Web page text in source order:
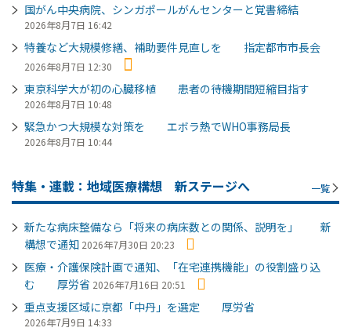
国がん中央病院、シンガポールがんセンターと覚書締結
2026年8月7日 16:42
特養など大規模修繕、補助要件見直しを 指定都市市長会
2026年8月7日 12:30
東京科学大が初の心臓移植 患者の待機期間短縮目指す
2026年8月7日 10:48
緊急かつ大規模な対策を エボラ熱でWHO事務局長
2026年8月7日 10:44
特集・連載：地域医療構想 新ステージへ 一覧
新たな病床整備なら「将来の病床数との関係、説明を」 新
構想で通知 2026年7月30日 20:23
医療・介護保険計画で通知、「在宅連携機能」の役割盛り込
む 厚労省 2026年7月16日 20:51
重点支援区域に京都「中丹」を選定 厚労省
2026年7月9日 14:33